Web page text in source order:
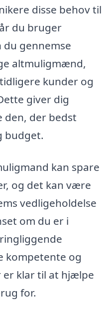
disse behov til
du bruger
gennemse
altmuligmænd,
kunder og
giver dig
der bedst
budget.
kan spare
og det kan være
vedligeholdelse
om du er i
kompetente og
er klar til at hjælpe
for.